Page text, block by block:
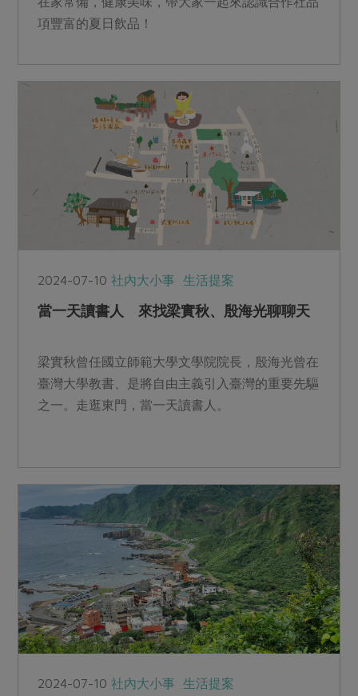
項豐富的夏日飲品！
2024-07-10社內大小事 生活提案
當一天讀書人 來找梁實秋、殷海光聊聊天
梁實秋曾任國立師範大學文學院院長，殷海光曾在
臺灣大學教書、是將自由主義引入臺灣的重要先驅
之一。走逛東門，當一天讀書人。
2024-07-10社內大小事 生活提案